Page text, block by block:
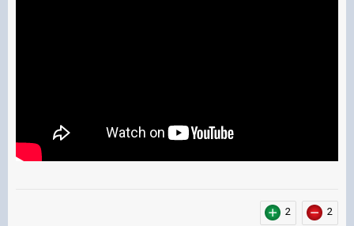
2 2